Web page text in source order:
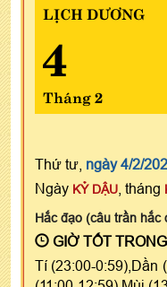
LỊCH DƯƠNG
4
Tháng 2
Thứ tư, ngày 4/2/
Ngày KỶ DẬU , tháng
Hắc đạo (câu trần hắc
GIỜ TỐT
Tí (23:00-0:59),Dần